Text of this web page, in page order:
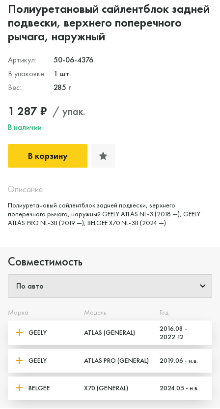
Да, верно Нет, выбрать другой
Полиуретановый сайлентблок задней
подвески, верхнего поперечного
рычага, наружный
Артикул:
50-06-4376
В упаковке:
1 шт.
Вес:
285 г
1 287 ₽ / упак.
В наличии
В корзину
Описание
Полиуретановый сайлентблок задней подвески, верхнего
поперечного рычага, наружный GEELY ATLAS NL-3 (2018 —), GEELY
ATLAS PRO NL-3B (2019 —), BELGEE X70 NL-3B (2024 —)
Совместимость
Марка Модель Год
GEELY ATLAS (GENERAL)
2016.08 -
2022.12
GEELY ATLAS PRO (GENERAL) 2019.06 - н.в.
BELGEE X70 (GENERAL) 2024.05 - н.в.